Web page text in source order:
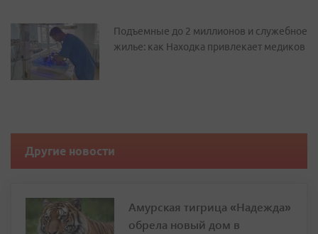
Подъемные до 2 миллионов и служебное
жилье: как Находка привлекает медиков
Другие новости
Амурская тигрица «Надежда»
обрела новый дом в